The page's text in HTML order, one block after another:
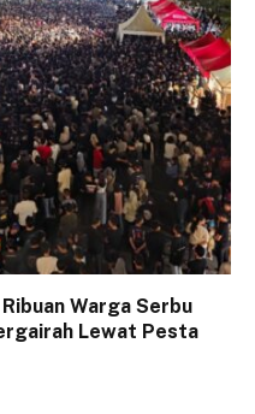
Warga Serbu
Lewat Pesta